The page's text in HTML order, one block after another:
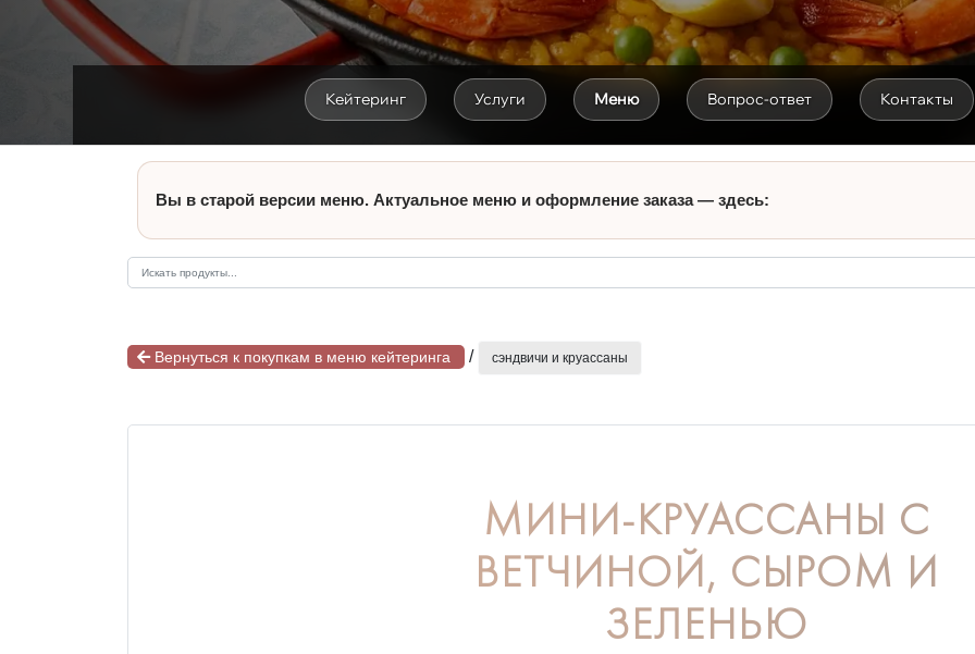
Кейтеринг Услуги Меню Вопрос-ответ Контакты
Вы в старой версии меню. Актуальное меню и оформление заказа — здесь:
Вернуться к покупкам в меню кейтеринга / сэндвичи и круассаны
МИНИ-КРУАССАНЫ С
ВЕТЧИНОЙ, СЫРОМ И
ЗЕЛЕНЬЮ